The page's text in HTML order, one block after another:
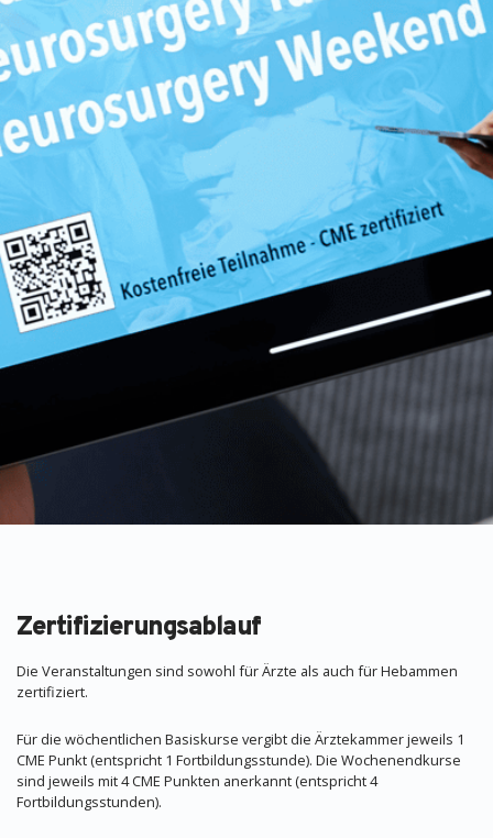
Zertifizierungsablauf
Die Veranstaltungen sind sowohl für Ärzte als auch für Hebammen
zertifiziert.
Für die wöchentlichen Basiskurse vergibt die Ärztekammer jeweils 1
CME Punkt (entspricht 1 Fortbildungsstunde). Die Wochenendkurse
sind jeweils mit 4 CME Punkten anerkannt (entspricht 4
Fortbildungsstunden).